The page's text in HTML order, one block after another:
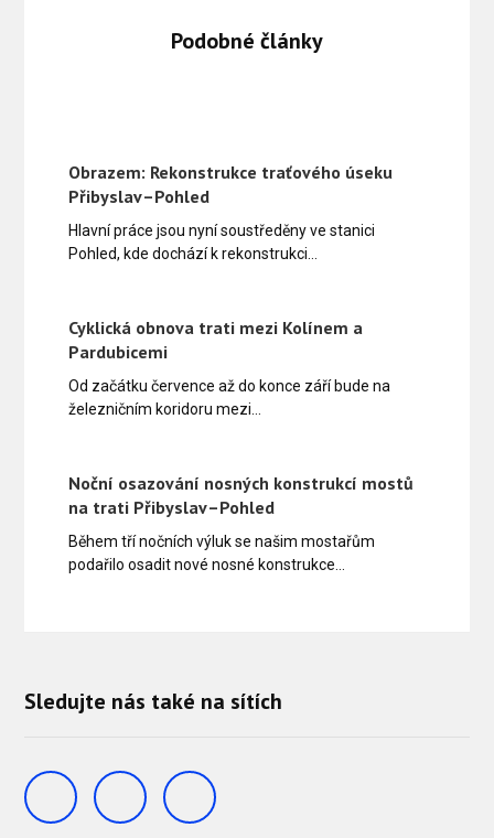
Podobné články
Obrazem: Rekonstrukce traťového úseku
Přibyslav–Pohled
Hlavní práce jsou nyní soustředěny ve stanici
Pohled, kde dochází k rekonstrukci…
Cyklická obnova trati mezi Kolínem a
Pardubicemi
Od začátku července až do konce září bude na
železničním koridoru mezi…
Noční osazování nosných konstrukcí mostů
na trati Přibyslav–Pohled
Během tří nočních výluk se našim mostařům
podařilo osadit nové nosné konstrukce…
Sledujte nás také na sítích